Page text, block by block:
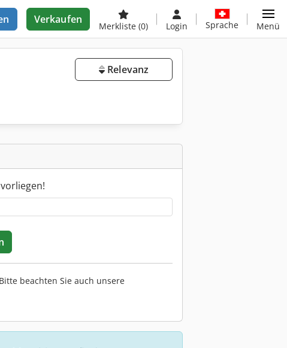
Verkaufen
Merkliste (0) Login Sprache Menü
Relevanz
beachten Sie auch unsere